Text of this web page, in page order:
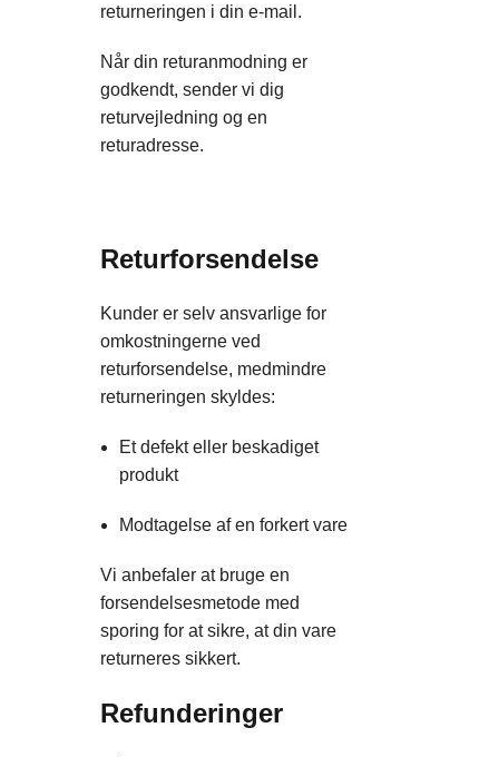
returneringen i din e-mail.
Når din returanmodning er
godkendt, sender vi dig
returvejledning og en
returadresse.
Returforsendelse
Kunder er selv ansvarlige for
omkostningerne ved
returforsendelse, medmindre
returneringen skyldes:
Et defekt eller beskadiget
produkt
Modtagelse af en forkert vare
Vi anbefaler at bruge en
forsendelsesmetode med
sporing for at sikre, at din vare
returneres sikkert.
Refunderinger